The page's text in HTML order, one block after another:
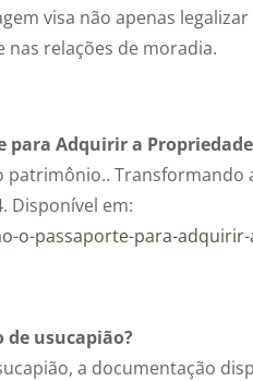
visa não apenas
relações de moradia.
para Adquirir a
Transformando
Disponível em:
o-passaporte-para-
usucapião?
a documentação